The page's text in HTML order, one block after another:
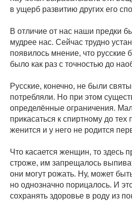
в ущерб развитию других его
В отличие от нас наши предки
мудрее нас. Сейчас трудно
появилось мнение, что русские
было как раз с точностью до
Русские, конечно, не были
потребляли. Но при этом
определённые ограничения.
прикасаться к спиртному до тех
женится и у него не родится
Что касается женщин, то здесь
строже, им запрещалось
они могут рожать. Ну, может
но однозначно порицалось. И
сохранять здоровье в роду из